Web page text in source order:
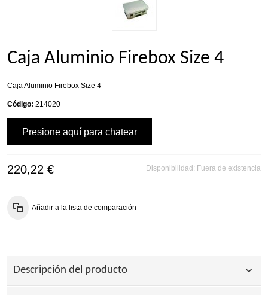
Caja Aluminio Firebox Size 4
Caja Aluminio Firebox Size 4
Código: 214020
Presione aquí para chatear
Disponibilidad: Fuera de existencia
220,22 €
Añadir a la lista de comparación
Descripción del producto